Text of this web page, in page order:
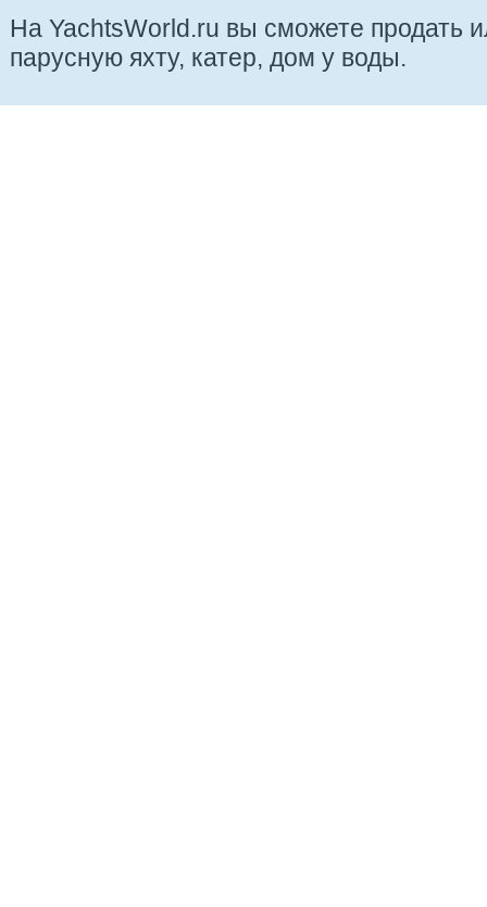
На YachtsWorld.ru вы сможете продать
парусную яхту, катер, дом у воды.